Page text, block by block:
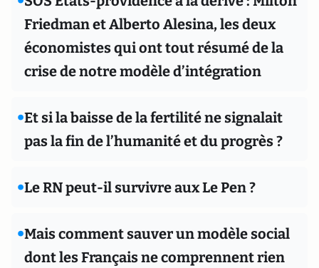
Friedman et Alberto Alesina, les deux
économistes qui ont tout résumé de la
crise de notre modèle d’intégration
•Et si la baisse de la fertilité ne signalait
pas la fin de l’humanité et du progrès ?
•Le RN peut-il survivre aux Le Pen ?
•Mais comment sauver un modèle social
dont les Français ne comprennent rien